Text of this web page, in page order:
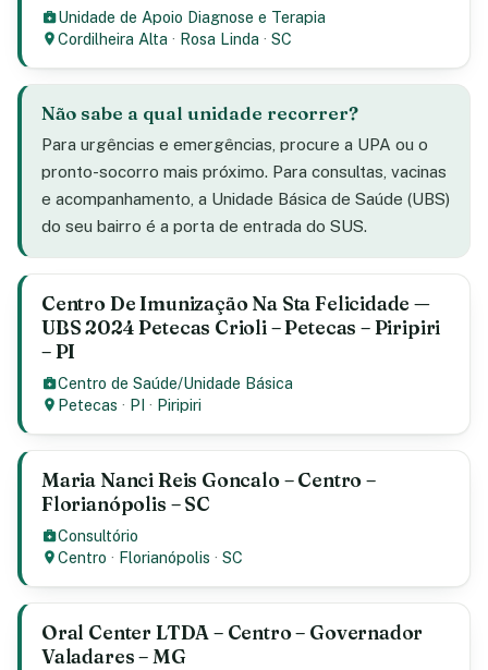
Unidade de Apoio Diagnose e Terapia
Cordilheira Alta · Rosa Linda ·SC
Não sabe a qual unidade recorrer?
Para urgências e emergências, procure a UPA ou o
pronto-socorro mais próximo. Para consultas, vacinas
e acompanhamento, a Unidade Básica de Saúde (UBS)
do seu bairro é a porta de entrada do SUS.
Centro De Imunização Na Sta Felicidade —
UBS 2024 Petecas Crioli – Petecas – Piripiri
– PI
Centro de Saúde/Unidade Básica
Petecas · PI · Piripiri
Maria Nanci Reis Goncalo – Centro –
Florianópolis – SC
Consultório
Centro · Florianópolis ·SC
Oral Center LTDA – Centro – Governador
Valadares – MG